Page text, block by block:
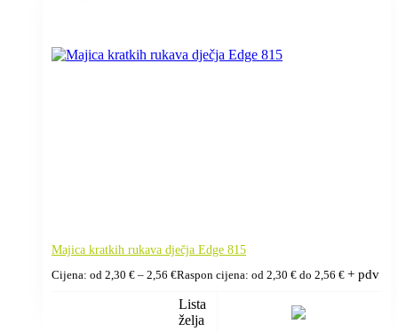
Majica kratkih rukava dječja Edge 815
Cijena: od 2,30 € – 2,56 €Raspon cijena: od 2,30 € do 2,56 € + pdv
Lista
želja